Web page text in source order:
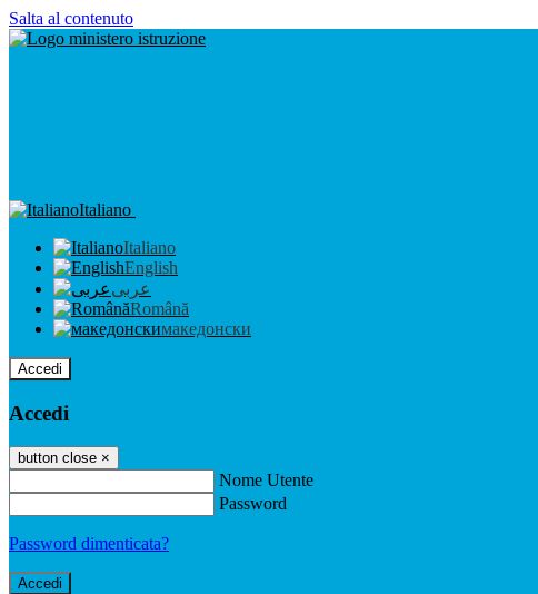
Salta al contenuto
Italiano
Italiano
English
عربى
Română
македонски
Accedi
Accedi
button close ×
Nome Utente
Password
Password dimenticata?